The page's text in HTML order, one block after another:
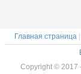
Главная страница |
Copyright © 2017